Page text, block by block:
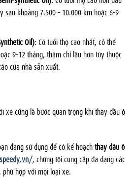
sau khoảng 7.500 – 10.000 km hoặc 6-9
Oil):Có tuổi thọ cao nhất, có thể
9-12 tháng, thậm chí lâu hơn tùy thuộc
của nhà sản xuất.
xe cũng là bước quan trọng khi thay dầu ô
đang sử dụng để có kế hoạchthay dầu ô
, chúng tôi cung cấp đa dạng các
phù hợp với mọi loại xe.